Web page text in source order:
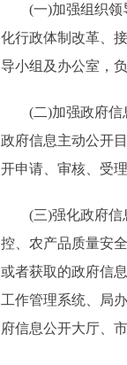
(一)加强组织领导
化行政体制改革、
导小组及办公室，
(二)加强政府信息
政府信息主动公开
开申请、审核、受
(三)强化政府信息
控、农产品质量安
或者获取的政府信
工作管理系统、局
府信息公开大厅、